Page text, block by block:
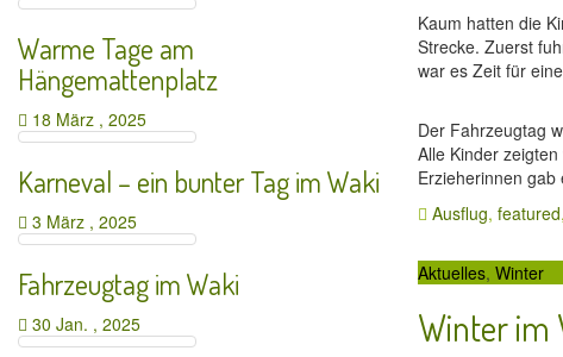
Kaum hatten die
Strecke. Zuerst
war es Zeit für
Der Fahrzeugtag
Alle Kinder
Erzieherinnen
Ausflug, featured,
Aktuelles, Winter
Winter im
Warme Tage am
Hängemattenplatz
18 März , 2025
Karneval – ein bunter Tag im Waki
3 März , 2025
Fahrzeugtag im Waki
30 Jan. , 2025